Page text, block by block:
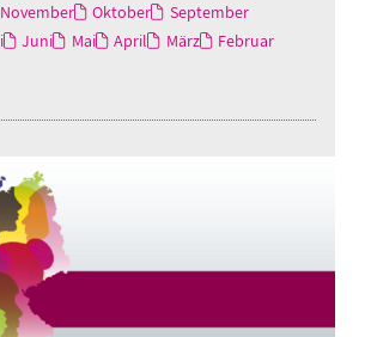
November Oktober
September
Juni Mai April März
Februar